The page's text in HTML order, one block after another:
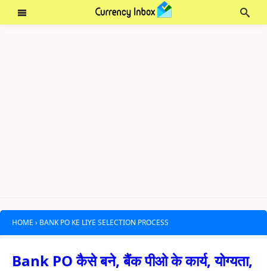
HOME › BANK PO KE LIYE SELECTION PROCESS
Bank PO कैसे बने, बैंक पीओ के कार्य, योग्यता,